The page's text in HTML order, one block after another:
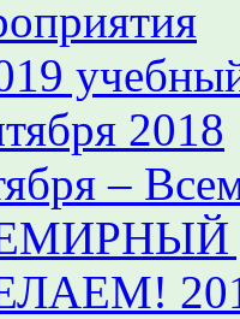
2018
–